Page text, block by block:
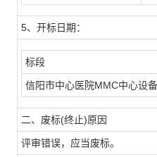
5、开标日期：
标段
信阳市中心医院MMC中心设
二、废标(终止)原因
评审错误，应当废标。